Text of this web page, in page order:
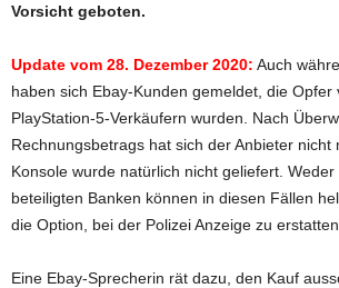
Vorsicht geboten.
Update vom 28. Dezember 2020: Auch
haben sich Ebay-Kunden gemeldet, die Opfer
PlayStation-5-Verkäufern wurden. Nach
Rechnungsbetrags hat sich der Anbieter nicht
Konsole wurde natürlich nicht geliefert.
beteiligten Banken können in diesen Fällen
die Option, bei der Polizei Anzeige zu erstatten.
Eine Ebay-Sprecherin rät dazu, den Kauf